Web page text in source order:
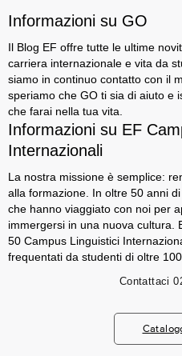
Informazioni su GO
Il Blog EF offre tutte le ultime
carriera internazionale e vita da
siamo in continuo contatto con il
speriamo che GO ti sia di aiuto e
che farai nella tua vita.
Informazioni su EF
Internazionali
La nostra missione è semplice:
alla formazione. In oltre 50 anni
che hanno viaggiato con noi per
immergersi in una nuova cultura.
50 Campus Linguistici
frequentati da studenti di oltre 100
Contattaci